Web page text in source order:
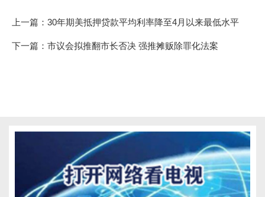
上一篇： 30年期美抵押贷款平均利率降至4月以来最低水平
下一篇： 市议会拟推翻市长否决 强推摊贩除罪化法案